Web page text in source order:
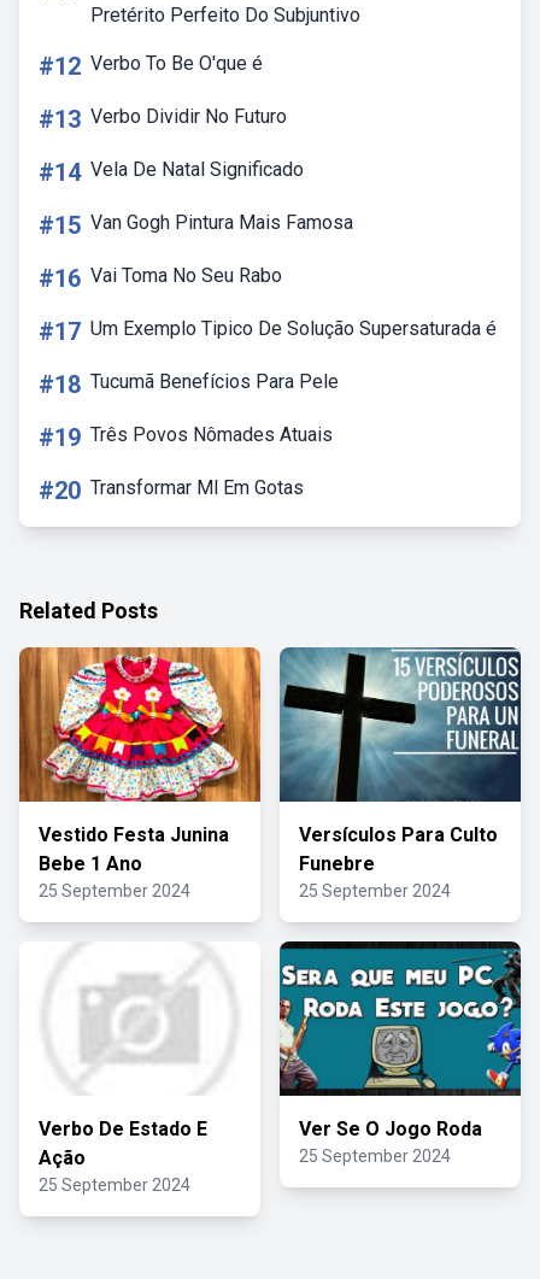
Pretérito Perfeito Do Subjuntivo
#12 Verbo To Be O'que é
#13 Verbo Dividir No Futuro
#14 Vela De Natal Significado
#15 Van Gogh Pintura Mais Famosa
#16 Vai Toma No Seu Rabo
#17 Um Exemplo Tipico De Solução Supersaturada é
#18 Tucumã Benefícios Para Pele
#19 Três Povos Nômades Atuais
#20 Transformar Ml Em Gotas
Related Posts
Vestido Festa Junina
Bebe 1 Ano
25 September 2024
Versículos Para Culto
Funebre
25 September 2024
Verbo De Estado E
Ação
25 September 2024
Ver Se O Jogo Roda
25 September 2024